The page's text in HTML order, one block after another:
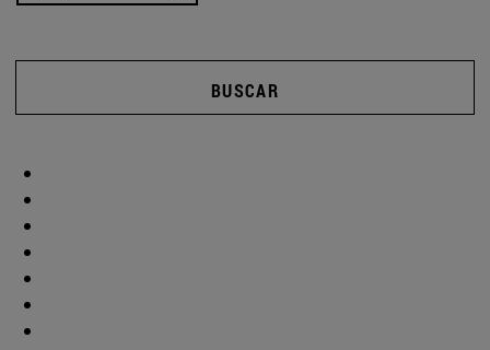
BUSCAR